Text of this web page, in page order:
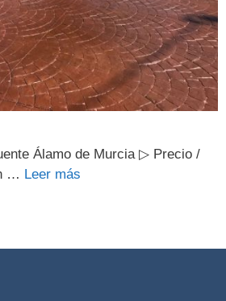
Álamo de Murcia ▷ Precio /
… Leer más